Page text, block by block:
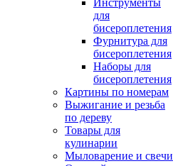
Инструменты
для
бисероплетения
Фурнитура для
бисероплетения
Наборы для
бисероплетения
Картины по номерам
Выжигание и резьба
по дереву
Товары для
кулинарии
Мыловарение и свечи